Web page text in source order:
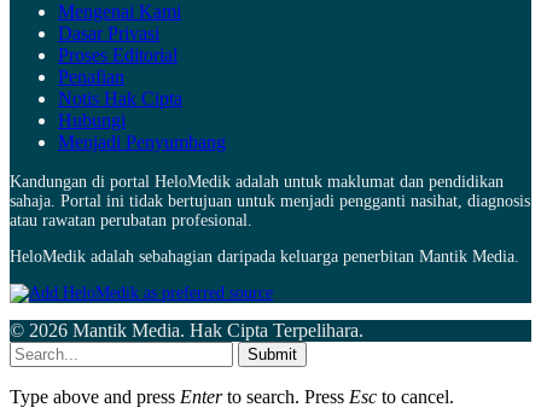
Mengenai Kami
Dasar Privasi
Proses Editorial
Penafian
Notis Hak Cipta
Hubungi
Menjadi Penyumbang
Kandungan di portal HeloMedik adalah untuk maklumat dan pendidikan
sahaja. Portal ini tidak bertujuan untuk menjadi pengganti nasihat, diagnosis
atau rawatan perubatan profesional.
HeloMedik adalah sebahagian daripada keluarga penerbitan Mantik Media.
© 2026 Mantik Media. Hak Cipta Terpelihara.
Submit
Type above and press Enterto search. Press Esc to cancel.